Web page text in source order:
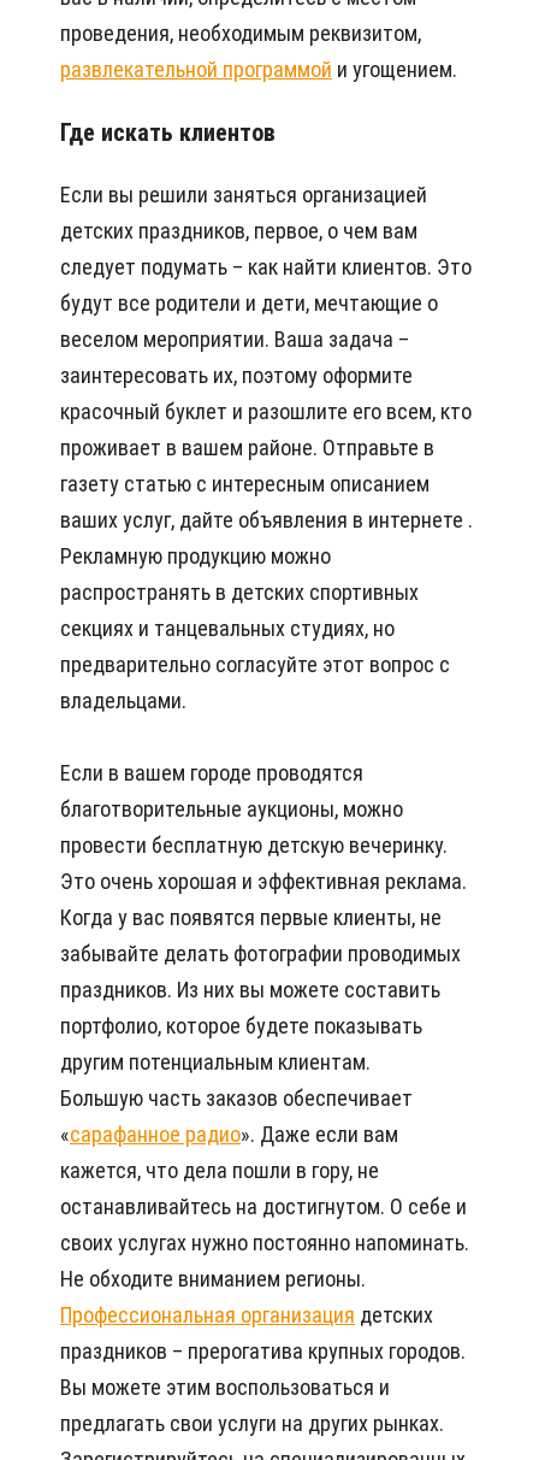
проведения, необходимым реквизитом,
развлекательной программой и угощением.
Где искать клиентов
Если вы решили заняться организацией
детских праздников, первое, о чем вам
следует подумать – как найти клиентов. Это
будут все родители и дети, мечтающие о
веселом мероприятии. Ваша задача –
заинтересовать их, поэтому оформите
красочный буклет и разошлите его всем, кто
проживает в вашем районе. Отправьте в
газету статью с интересным описанием
ваших услуг, дайте объявления в интернете .
Рекламную продукцию можно
распространять в детских спортивных
секциях и танцевальных студиях, но
предварительно согласуйте этот вопрос с
владельцами.
Если в вашем городе проводятся
благотворительные аукционы, можно
провести бесплатную детскую вечеринку.
Это очень хорошая и эффективная реклама.
Когда у вас появятся первые клиенты, не
забывайте делать фотографии проводимых
праздников. Из них вы можете составить
портфолио, которое будете показывать
другим потенциальным клиентам.
Большую часть заказов обеспечивает
«сарафанное радио». Даже если вам
кажется, что дела пошли в гору, не
останавливайтесь на достигнутом. О себе и
своих услугах нужно постоянно напоминать.
Не обходите вниманием регионы.
Профессиональная организация детских
праздников – прерогатива крупных городов.
Вы можете этим воспользоваться и
предлагать свои услуги на других рынках.